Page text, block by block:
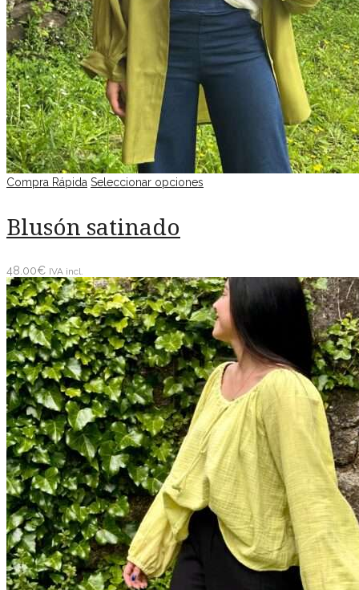
Compra Rápida Seleccionar opciones
Blusón satinado
48.00€ IVA incl.